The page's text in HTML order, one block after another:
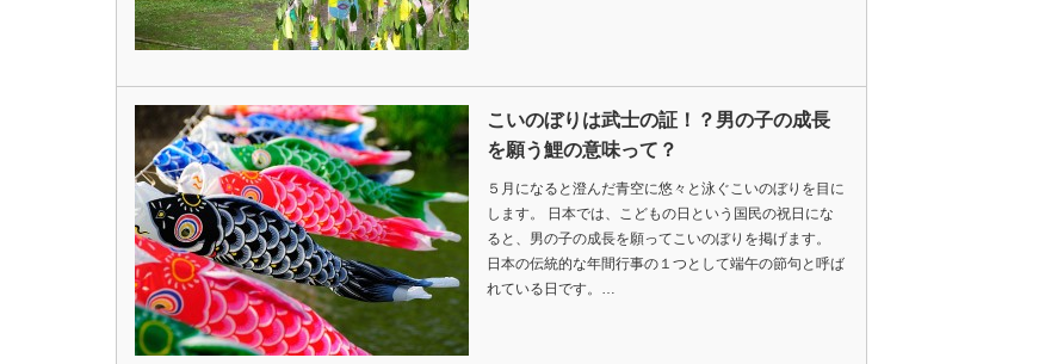
こいのぼりは武士の証！？男の子の成長
を願う鯉の意味って？
５月になると澄んだ青空に悠々と泳ぐこいのぼりを目に
します。 日本では、こどもの日という国民の祝日にな
ると、男の子の成長を願ってこいのぼりを掲げます。
日本の伝統的な年間行事の１つとして端午の節句と呼ば
れている日です。…